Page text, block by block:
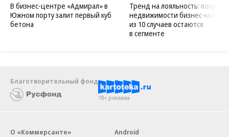
В бизнес-центре «Адмирал» в
Южном порту залит первый куб
бетона
Тренд на лояльность:
недвижимости бизнес-класса
из 10 случаев остаются
в сегменте
Благотворительный фонд
18+ реклама
О «Коммерсанте»
Android